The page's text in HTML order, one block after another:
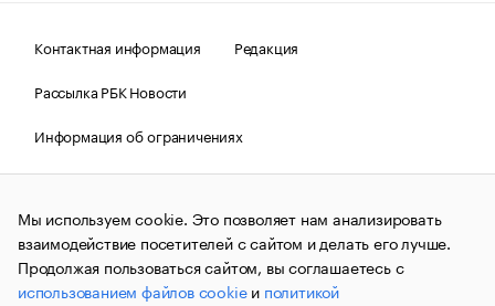
Контактная информация
Редакция
Рассылка РБК Новости
Информация об ограничениях
Правовая информация
О соблюдении авторских прав
© АО «РОСБИЗНЕСКОНСАЛТИНГ»,1995–2026.Сообщения
и материалы информационного агентства «РБК»
(зарегистрировано Федеральной службой по надзору в сфере
связи, информационных технологий и массовых
коммуникаций (Роскомнадзор) 09.12.2015 за номером ИА
Мы используем cookie. Это позволяет нам анализировать
взаимодействие посетителей с сайтом и делать его лучше.
Продолжая пользоваться сайтом, вы соглашаетесь с
использованием файлов cookieи политикой